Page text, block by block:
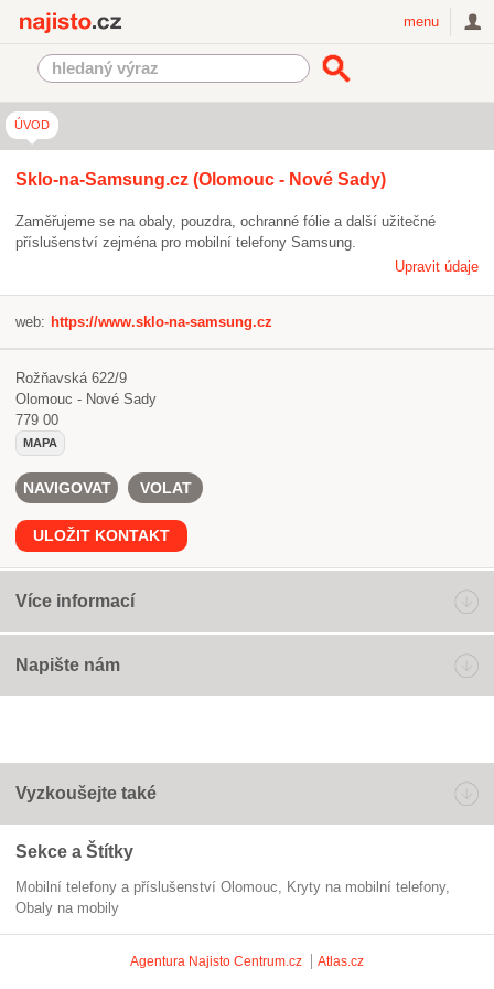
menu
ÚVOD
Sklo-na-Samsung.cz (Olomouc - Nové Sady)
Zaměřujeme se na obaly, pouzdra, ochranné fólie a další užitečné
příslušenství zejména pro mobilní telefony Samsung.
Upravit údaje
web: https://www.sklo-na-samsung.cz
Rožňavská 622/9
Olomouc - Nové Sady
779 00
MAPA
NAVIGOVAT VOLAT
ULOŽIT KONTAKT
Více informací
Napište nám
Vyzkoušejte také
Sekce a Štítky
Mobilní telefony a příslušenství Olomouc
kryty na mobilní telefony
obaly na mobily
Agentura Najisto Centrum.cz Atlas.cz